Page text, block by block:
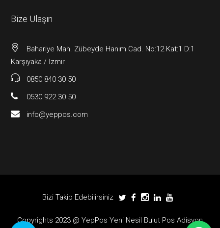
Bize Ulaşın
Bahariye Mah. Zübeyde Hanım Cad. No:12 Kat:1 D:1
Karşıyaka / İzmir
0850 840 30 50
0530 922 30 50
info@yeppos.com
Bizi Takip Edebilirsiniz
Copyrights 2023 @ YepPos Yeni Nesil Bulut Pos Adisyon